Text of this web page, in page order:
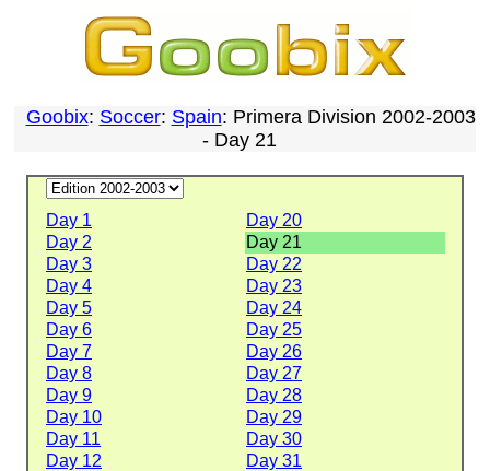
Goobix: Soccer: Spain: Primera Division 2002-2003
- Day 21
Day 1
Day 20
Day 2
Day 21
Day 3
Day 22
Day 4
Day 23
Day 5
Day 24
Day 6
Day 25
Day 7
Day 26
Day 8
Day 27
Day 9
Day 28
Day 10
Day 29
Day 11
Day 30
Day 12
Day 31